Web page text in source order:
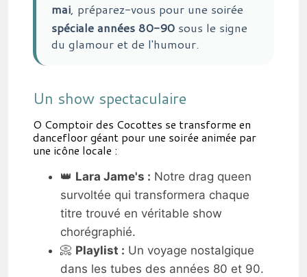
mai, préparez-vous pour une soirée
spéciale années 80-90 sous le signe
du glamour et de l'humour.
Un show spectaculaire
O Comptoir des Cocottes se transforme en
dancefloor géant pour une soirée animée par
une icône locale :
👑 Lara Jame's : Notre drag queen
survoltée qui transformera chaque
titre trouvé en véritable show
chorégraphié.
📀 Playlist : Un voyage nostalgique
dans les tubes des années 80 et 90.